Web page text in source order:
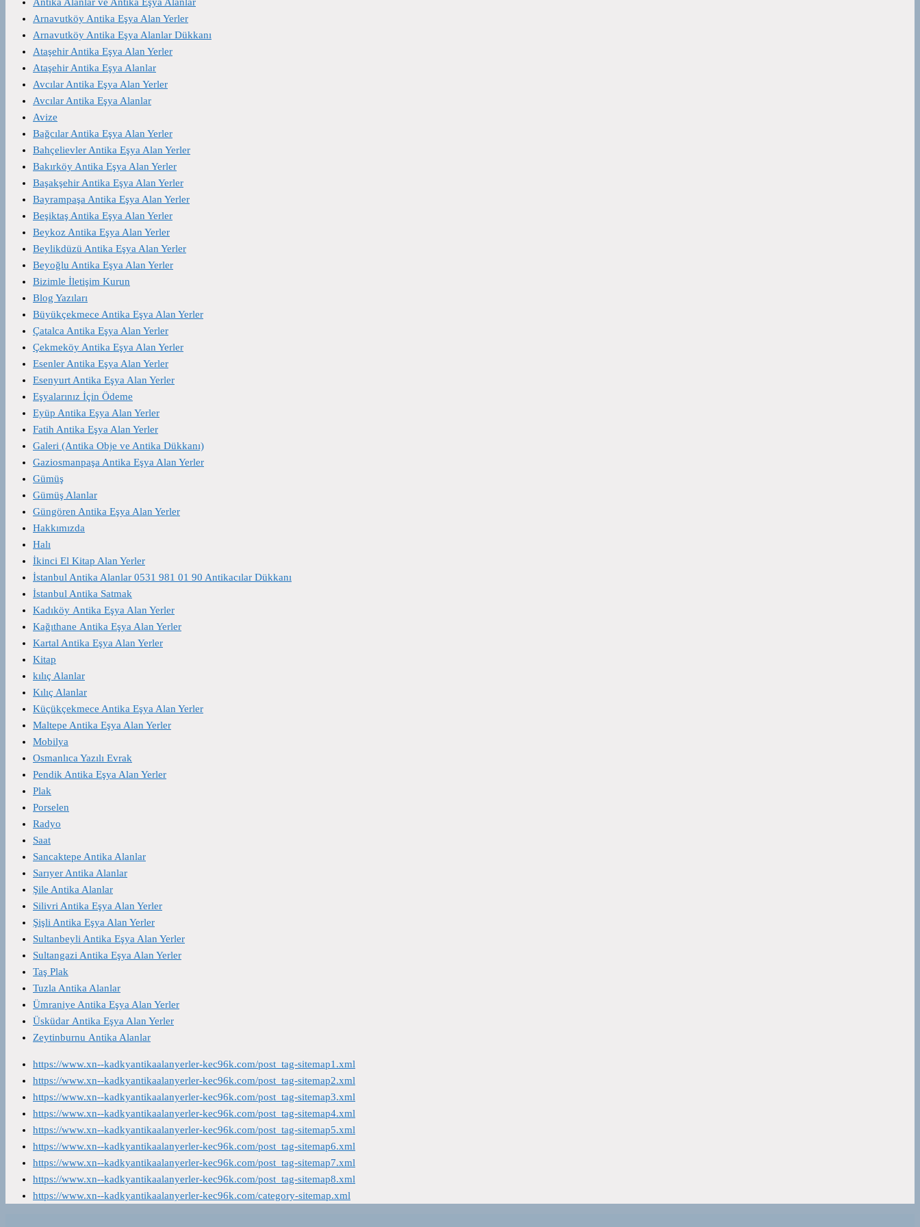
Arnavutköy Antika Eşya Alan Yerler
Arnavutköy Antika Eşya Alanlar Dükkanı
Ataşehir Antika Eşya Alan Yerler
Ataşehir Antika Eşya Alanlar
Avcılar Antika Eşya Alan Yerler
Avcılar Antika Eşya Alanlar
Avize
Bağcılar Antika Eşya Alan Yerler
Bahçelievler Antika Eşya Alan Yerler
Bakırköy Antika Eşya Alan Yerler
Başakşehir Antika Eşya Alan Yerler
Bayrampaşa Antika Eşya Alan Yerler
Beşiktaş Antika Eşya Alan Yerler
Beykoz Antika Eşya Alan Yerler
Beylikdüzü Antika Eşya Alan Yerler
Beyoğlu Antika Eşya Alan Yerler
Bizimle İletişim Kurun
Blog Yazıları
Büyükçekmece Antika Eşya Alan Yerler
Çatalca Antika Eşya Alan Yerler
Çekmeköy Antika Eşya Alan Yerler
Esenler Antika Eşya Alan Yerler
Esenyurt Antika Eşya Alan Yerler
Eşyalarınız İçin Ödeme
Eyüp Antika Eşya Alan Yerler
Fatih Antika Eşya Alan Yerler
Galeri (Antika Obje ve Antika Dükkanı)
Gaziosmanpaşa Antika Eşya Alan Yerler
Gümüş
Gümüş Alanlar
Güngören Antika Eşya Alan Yerler
Hakkımızda
Halı
İkinci El Kitap Alan Yerler
İstanbul Antika Alanlar 0531 981 01 90 Antikacılar Dükkanı
İstanbul Antika Satmak
Kadıköy Antika Eşya Alan Yerler
Kağıthane Antika Eşya Alan Yerler
Kartal Antika Eşya Alan Yerler
Kitap
kılıç Alanlar
Kılıç Alanlar
Küçükçekmece Antika Eşya Alan Yerler
Maltepe Antika Eşya Alan Yerler
Mobilya
Osmanlıca Yazılı Evrak
Pendik Antika Eşya Alan Yerler
Plak
Porselen
Radyo
Saat
Sancaktepe Antika Alanlar
Sarıyer Antika Alanlar
Şile Antika Alanlar
Silivri Antika Eşya Alan Yerler
Şişli Antika Eşya Alan Yerler
Sultanbeyli Antika Eşya Alan Yerler
Sultangazi Antika Eşya Alan Yerler
Taş Plak
Tuzla Antika Alanlar
Ümraniye Antika Eşya Alan Yerler
Üsküdar Antika Eşya Alan Yerler
Zeytinburnu Antika Alanlar
https://www.xn--kadkyantikaalanyerler-kec96k.com/post_tag-sitemap1.xml
https://www.xn--kadkyantikaalanyerler-kec96k.com/post_tag-sitemap2.xml
https://www.xn--kadkyantikaalanyerler-kec96k.com/post_tag-sitemap3.xml
https://www.xn--kadkyantikaalanyerler-kec96k.com/post_tag-sitemap4.xml
https://www.xn--kadkyantikaalanyerler-kec96k.com/post_tag-sitemap5.xml
https://www.xn--kadkyantikaalanyerler-kec96k.com/post_tag-sitemap6.xml
https://www.xn--kadkyantikaalanyerler-kec96k.com/post_tag-sitemap7.xml
https://www.xn--kadkyantikaalanyerler-kec96k.com/post_tag-sitemap8.xml
https://www.xn--kadkyantikaalanyerler-kec96k.com/category-sitemap.xml